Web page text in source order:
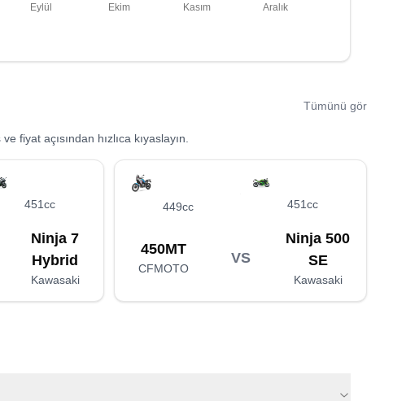
Eylül Ekim Kasım Aralık
Tümünü gör
açısından hızlıca kıyaslayın.
451cc
Ninja 7
Hybrid
Kawasaki
449cc 451cc
450MT
CFMOTO
VS
Ninja 500
SE
Kawasaki